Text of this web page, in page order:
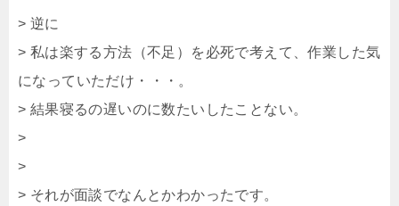
> 逆に
> 私は楽する方法（不足）を必死で考えて、作業した気
になっていただけ・・・。
> 結果寝るの遅いのに数たいしたことない。
>
>
> それが面談でなんとかわかったです。